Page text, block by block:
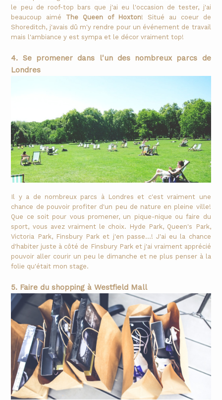
le peu de roof-top bars que j'ai eu l'occasion de tester, j'ai
beaucoup aimé The Queen of Hoxton! Situé au coeur de
Shoreditch, j'avais dû m'y rendre pour un événement de travail
mais l'ambiance y est sympa et le décor vraiment top!
4. Se promener dans l'un des nombreux parcs de
Londres
Il y a de nombreux parcs à Londres et c'est vraiment une
chance de pouvoir profiter d'un peu de nature en pleine ville!
Que ce soit pour vous promener, un pique-nique ou faire du
sport, vous avez vraiment le choix. Hyde Park, Queen's Park,
Victoria Park, Finsbury Park et j'en passe...! J'ai eu la chance
d'habiter juste à côté de Finsbury Park et j'ai vraiment apprécié
pouvoir aller courir un peu le dimanche et ne plus penser à la
folie qu'était mon stage.
5. Faire du shopping à Westfield Mall